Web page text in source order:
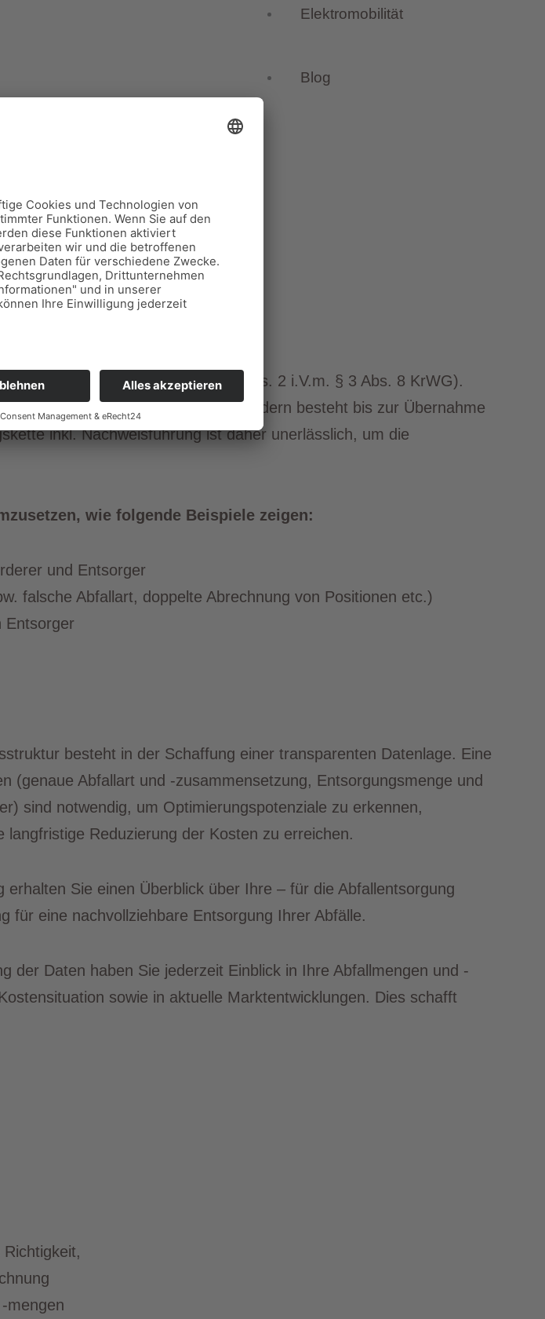
Elektromobilität
Blog
Entsorgung ihrer Abfälle (§ 7 Abs. 2 i.V.m. § 3 Abs. 8 KrWG).
Entsorgungsdienstleister, sondern besteht bis zur Übernahme
inkl. Nachweisführung ist daher unerlässlich, um die
wie folgende Beispiele zeigen:
und Entsorger
falsche Abfallart, doppelte Abrechnung von Positionen etc.)
Entsorger
besteht in der Schaffung einer transparenten Datenlage. Eine
(genaue Abfallart und -zusammensetzung, Entsorgungsmenge und
sind notwendig, um Optimierungspotenziale zu erkennen,
Reduzierung der Kosten zu erreichen.
Sie einen Überblick über Ihre – für die Abfallentsorgung
für eine nachvollziehbare Entsorgung Ihrer Abfälle.
der Daten haben Sie jederzeit Einblick in Ihre Abfallmengen und -
sowie in aktuelle Marktentwicklungen. Dies schafft
mengen